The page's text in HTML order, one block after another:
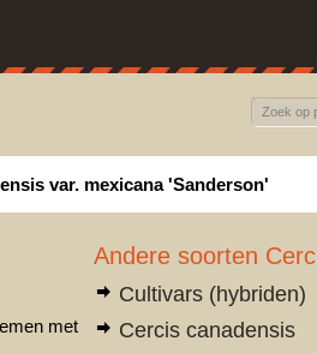
var. mexicana 'Sanderson'
met
Andere soorten
Cultivars (hybriden)
Cercis canadensis